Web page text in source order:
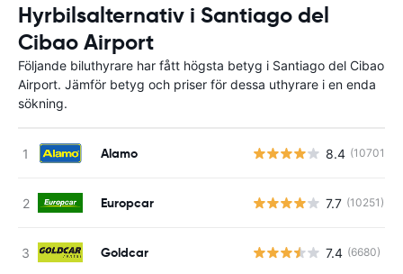
Hyrbilsalternativ i Santiago del
Cibao Airport
Följande biluthyrare har fått högsta betyg i Santiago del Cibao
Airport. Jämför betyg och priser för dessa uthyrare i en enda
sökning.
Alamo 8.4 (10701)
Europcar 7.7 (10251)
Goldcar 7.4 (6680)